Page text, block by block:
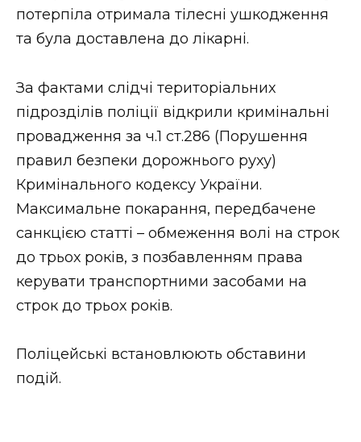
потерпіла отримала тілесні ушкодження
та була доставлена до лікарні.
За фактами слідчі територіальних
підрозділів поліції відкрили кримінальні
провадження за ч.1 ст.286 (Порушення
правил безпеки дорожнього руху)
Кримінального кодексу України.
Максимальне покарання, передбачене
санкцією статті – обмеження волі на строк
до трьох років, з позбавленням права
керувати транспортними засобами на
строк до трьох років.
Поліцейські встановлюють обставини
подій.